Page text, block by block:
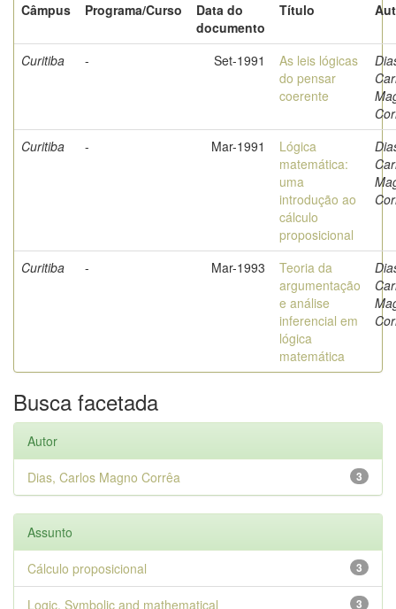
Câmpus
Programa/Curso
Data do
documento
Título
Curitiba - Set-1991
As leis lógicas
do pensar
coerente
Curitiba
- Mar-1991
Lógica
matemática:
uma
introdução ao
cálculo
proposicional
Curitiba - Mar-1993
Teoria da
argumentação
e análise
inferencial em
lógica
matemática
Busca facetada
Autor
3
Dias, Carlos Magno Corrêa
Assunto
3
Cálculo proposicional
3
Logic, Symbolic and mathematical